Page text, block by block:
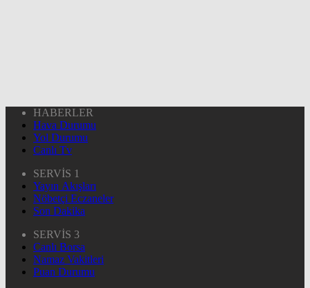
HABERLER
Hava Durumu
Yol Durumu
Canlı Tv
SERVİS 1
Yayın Akışları
Nöbetçi Eczaneler
Son Dakika
SERVİS 3
Canlı Borsa
Namaz Vakitleri
Puan Durumu